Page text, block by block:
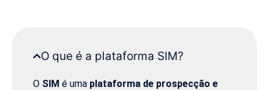
O que é a plataforma SIM?
O SIM é uma plataforma de prospecção e